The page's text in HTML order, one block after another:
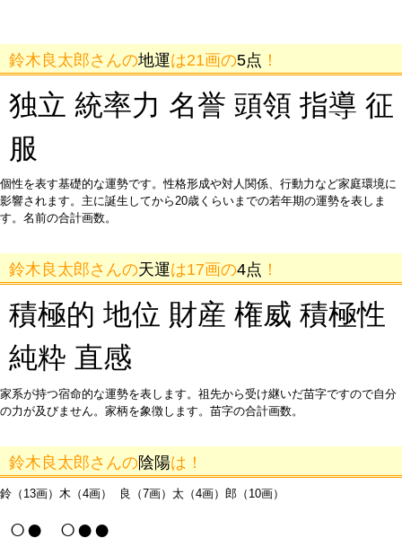
鈴木良太郎さんの地運は21画の5点 ！
独立 統率力 名誉 頭領 指導 征
服
個性を表す基礎的な運勢です。性格形成や対人関係、行動力など家庭環境に
影響されます。主に誕生してから20歳くらいまでの若年期の運勢を表しま
す。名前の合計画数。
鈴木良太郎さんの天運は17画の4点 ！
積極的 地位 財産 権威 積極性
純粋 直感
家系が持つ宿命的な運勢を表します。祖先から受け継いだ苗字ですので自分
の力が及びません。家柄を象徴します。苗字の合計画数。
鈴木良太郎さんの陰陽は！
鈴（13画）木（4画） 良（7画）太（4画）郎（10画）
○● ○●●